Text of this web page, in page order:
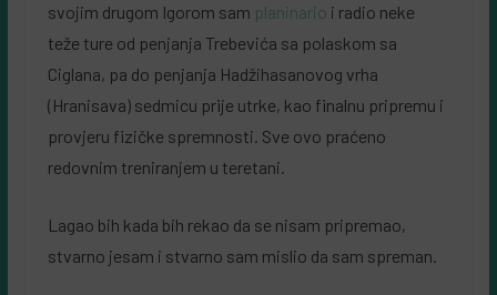
svojim drugom Igorom sam planinario i radio neke
teže ture od penjanja Trebevića sa polaskom sa
Ciglana, pa do penjanja Hadžihasanovog vrha
(Hranisava) sedmicu prije utrke, kao finalnu pripremu i
provjeru fizičke spremnosti. Sve ovo praćeno
redovnim treniranjem u teretani.
Lagao bih kada bih rekao da se nisam pripremao,
stvarno jesam i stvarno sam mislio da sam spreman.